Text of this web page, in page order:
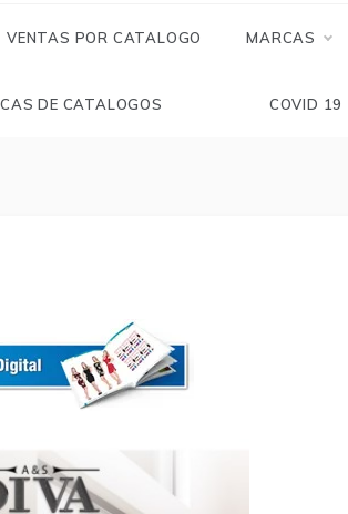
VENTAS POR CATALOGO MARCAS
DE CATALOGOS COVID 19